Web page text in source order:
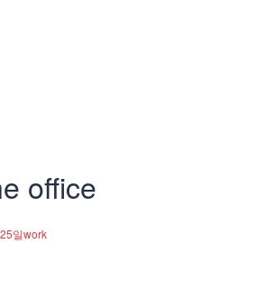
office
일work